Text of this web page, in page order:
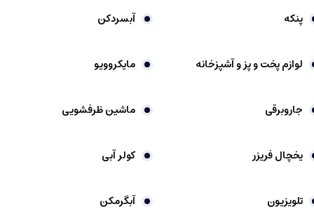
پنکه آبسردکن
لوازم پخت و پز و آشپزخانه مایکروویو
جاروبرقی ماشین ظرفشویی
یخچال فریزر کولر آبی
تلویزیون آبگرمکن